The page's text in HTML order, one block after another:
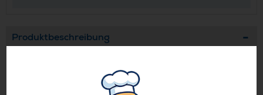
Produktbeschreibung
Tischhandyständer aus recyceltem ABS.